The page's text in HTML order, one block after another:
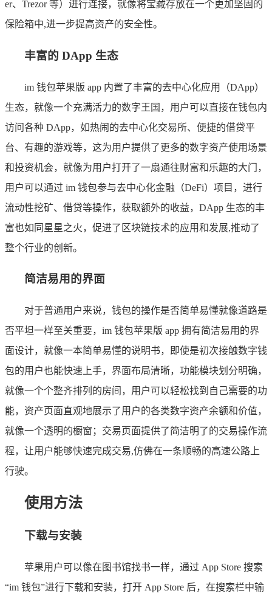
er、Trezor 等）进行连接，就像将宝藏存放在一个更加坚固的
保险箱中,进一步提高资产的安全性。
丰富的 DApp 生态
im 钱包苹果版 app 内置了丰富的去中心化应用（DApp）
生态，就像一个充满活力的数字王国，用户可以直接在钱包内
访问各种 DApp，如热闹的去中心化交易所、便捷的借贷平
台、有趣的游戏等，这为用户提供了更多的数字资产使用场景
和投资机会，就像为用户打开了一扇通往财富和乐趣的大门，
用户可以通过 im 钱包参与去中心化金融（DeFi）项目，进行
流动性挖矿、借贷等操作，获取额外的收益，DApp 生态的丰
富也如同星星之火，促进了区块链技术的应用和发展,推动了
整个行业的创新。
简洁易用的界面
对于普通用户来说，钱包的操作是否简单易懂就像道路是
否平坦一样至关重要，im 钱包苹果版 app 拥有简洁易用的界
面设计，就像一本简单易懂的说明书，即使是初次接触数字钱
包的用户也能快速上手，界面布局清晰，功能模块划分明确，
就像一个个整齐排列的房间，用户可以轻松找到自己需要的功
能，资产页面直观地展示了用户的各类数字资产余额和价值，
就像一个透明的橱窗；交易页面提供了简洁明了的交易操作流
程，让用户能够快速完成交易,仿佛在一条顺畅的高速公路上
行驶。
使用方法
下载与安装
苹果用户可以像在图书馆找书一样，通过 App Store 搜索
“im 钱包”进行下载和安装，打开 App Store 后，在搜索栏中输